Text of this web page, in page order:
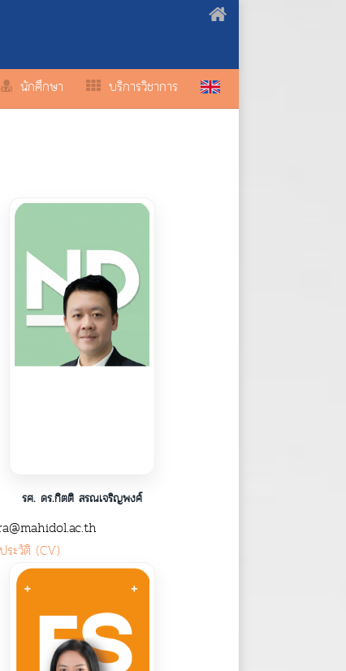
นักศึกษา บริการวิชาการ
รศ. ดร.กิตติ สรณเจริญพงศ์
ระวัติ (CV)